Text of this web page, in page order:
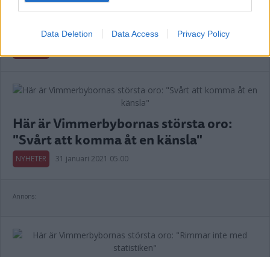
Data Deletion Data Access Privacy Policy
Dags för årlig trygghetsmätning – så
många får brevet i kommunen
Här är Vimmerbybornas största oro:
"Svårt att komma åt en känsla"
NYHETER 31 januari 2021 05.00
Annons: